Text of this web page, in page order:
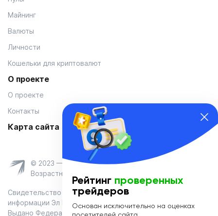
Майнинг
Валюты
Личности
Кошельки для криптовалют
О проекте
О проекте
Контакты
Карта сайта
© 2023 — Coinmania
Возрастное ограничение 16+
Свидетельство о регистрации средства массовой
информации Эл № ФС 77-74908 от «25» января 2019 г.
Выдано Федеральной службой по надзору в сфере связи,
Рейтинг проверенных
трейдеров
Основан исключительно на оценках